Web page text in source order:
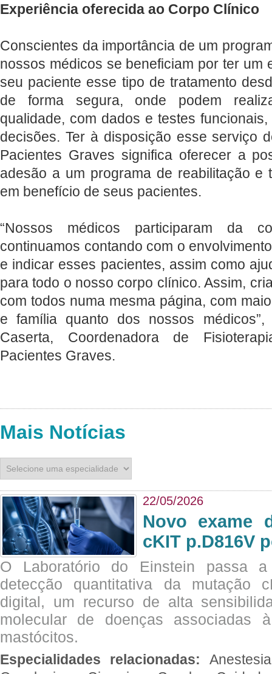
Experiência oferecida ao Corpo Clínico
Conscientes da importância de um
nossos médicos se beneficiam por ter um
seu paciente esse tipo de tratamento
de forma segura, onde podem
qualidade, com dados e testes
decisões. Ter à disposição esse serviço
Pacientes Graves significa oferecer a
adesão a um programa de reabilitação e
em benefício de seus pacientes.
“Nossos médicos participaram da
continuamos contando com o
e indicar esses pacientes, assim como
para todo o nosso corpo clínico. Assim,
com todos numa mesma página, com
e família quanto dos nossos
Caserta, Coordenadora de
Pacientes Graves.
Mais Notícias
22/05/2026
Novo exame
cKIT p.D816V
O Laboratório do Einstein passa
detecção quantitativa da mutação
digital, um recurso de alta
molecular de doenças associadas
mastócitos.
Especialidades relacionadas: